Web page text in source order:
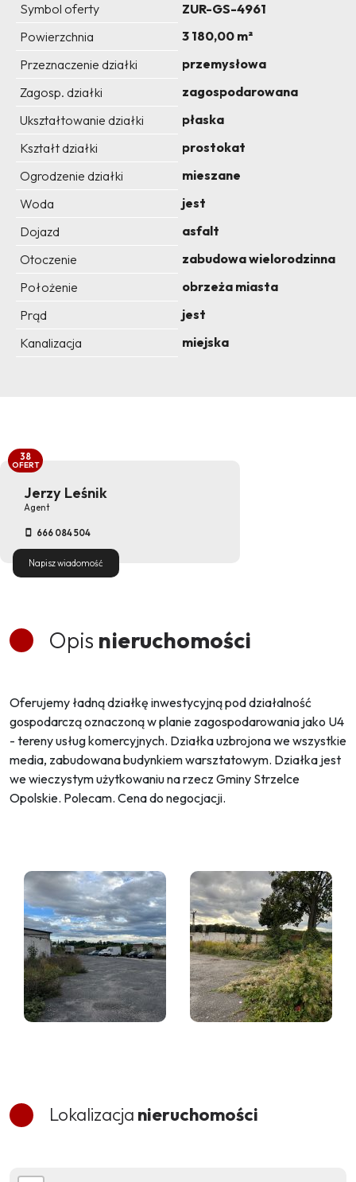
Symbol oferty
ZUR-GS-4961
Powierzchnia
3 180,00 m²
Przeznaczenie działki
przemysłowa
Zagosp. działki
zagospodarowana
Ukształtowanie działki
płaska
Kształt działki
prostokat
Ogrodzenie działki
mieszane
Woda
jest
Dojazd
asfalt
Otoczenie
zabudowa wielorodzinna
Położenie
obrzeża miasta
Prąd
jest
Kanalizacja
miejska
Jerzy Leśnik
Agent
666 084 504
Napisz wiadomość
38
OFERT
Opis nieruchomości
Oferujemy ładną działkę inwestycyjną pod działalność
gospodarczą oznaczoną w planie zagospodarowania jako U4
- tereny usług komercyjnych. Działka uzbrojona we wszystkie
media, zabudowana budynkiem warsztatowym. Działka jest
we wieczystym użytkowaniu na rzecz Gminy Strzelce
Opolskie. Polecam. Cena do negocjacji.
Lokalizacja nieruchomości